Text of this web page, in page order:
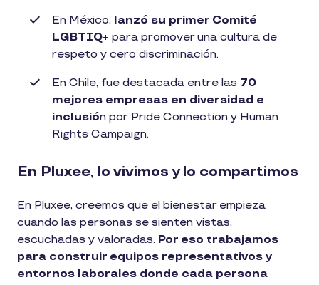
En México, lanzó su primer Comité
LGBTIQ+ para promover una cultura de
respeto y cero discriminación.
En Chile, fue destacada entre las 70
mejores empresas en diversidad e
inclusión por Pride Connection y Human
Rights Campaign.
En Pluxee, lo vivimos y lo compartimos
En Pluxee, creemos que el bienestar empieza
cuando las personas se sienten vistas,
escuchadas y valoradas. Por eso trabajamos
para construir equipos representativos y
entornos laborales donde cada persona